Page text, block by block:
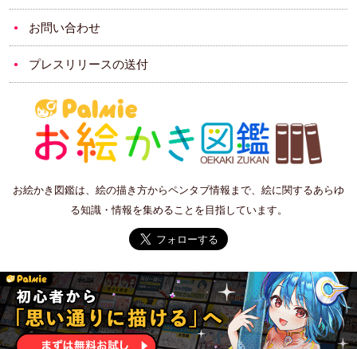
お問い合わせ
プレスリリースの送付
お絵かき図鑑は、絵の描き方からペンタブ情報まで、絵に関するあらゆ
る知識・情報を集めることを目指しています。